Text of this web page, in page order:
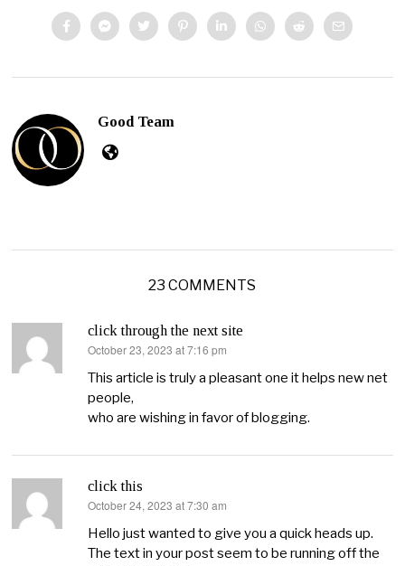
Good Team
23 COMMENTS
click through the next site
says:
October 23, 2023 at 7:16 pm
This article is truly a pleasant one it helps new net
people,
who are wishing in favor of blogging.
click this
says:
October 24, 2023 at 7:30 am
Hello just wanted to give you a quick heads up.
The text in your post seem to be running off the